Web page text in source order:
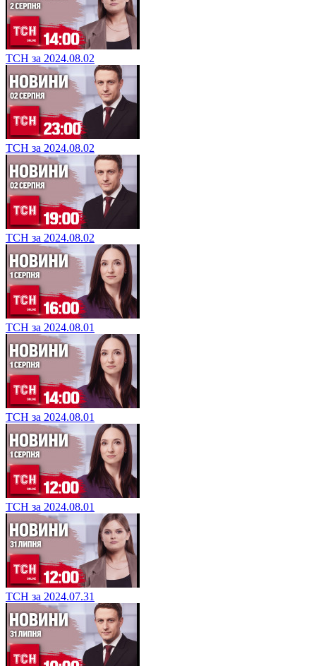
ТСН за 2024.08.02
ТСН за 2024.08.02
ТСН за 2024.08.02
ТСН за 2024.08.01
ТСН за 2024.08.01
ТСН за 2024.08.01
ТСН за 2024.07.31